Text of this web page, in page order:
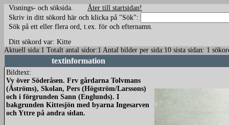
Visnings- och söksida. Åter till startsidan!
Skriv in ditt sökord här och klicka på "Sök":
Sök på ett eller flera ord, t.ex. för och efternamn.
Ditt sökord var: Kitte
Aktuell sida:1 Totalt antal sidor:1 Antal bilder per sida:10 sista sidan: 1
textinformation
Bildtext:
Vy över Söderåsen. Frv gårdarna Tolvmans
(Åströms), Skolan, Pers (Högström/Larssons)
och i förgrunden Sann (Englunds). I
bakgrunden Kittesjön med byarna Ingesarven
och Yttre på andra sidan.